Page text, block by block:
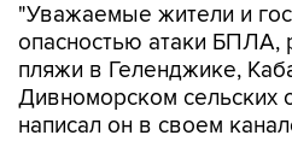
"Уважаемые жители и
опасностью атаки БПЛА,
пляжи в Геленджике,
Дивноморском сельских
написал он в своем